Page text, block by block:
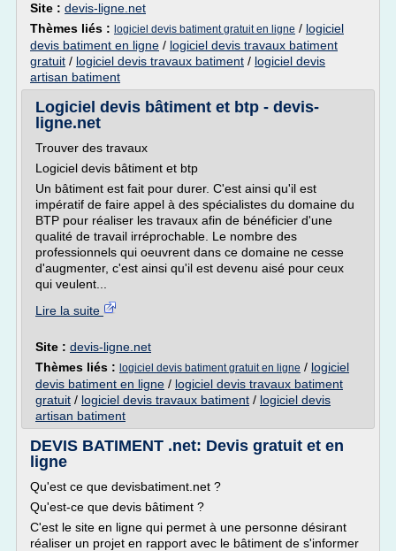
Site : devis-ligne.net
Thèmes liés : logiciel devis batiment gratuit en ligne / logiciel
devis batiment en ligne / logiciel devis travaux batiment
gratuit / logiciel devis travaux batiment / logiciel devis
artisan batiment
Logiciel devis bâtiment et btp - devis-
ligne.net
Trouver des travaux
Logiciel devis bâtiment et btp
Un bâtiment est fait pour durer. C'est ainsi qu'il est
impératif de faire appel à des spécialistes du domaine du
BTP pour réaliser les travaux afin de bénéficier d'une
qualité de travail irréprochable. Le nombre des
professionnels qui oeuvrent dans ce domaine ne cesse
d'augmenter, c'est ainsi qu'il est devenu aisé pour ceux
qui veulent...
Lire la suite
Site : devis-ligne.net
Thèmes liés : logiciel devis batiment gratuit en ligne / logiciel
devis batiment en ligne / logiciel devis travaux batiment
gratuit / logiciel devis travaux batiment / logiciel devis
artisan batiment
DEVIS BATIMENT .net: Devis gratuit et en
ligne
Qu'est ce que devisbatiment.net ?
Qu'est-ce que devis bâtiment ?
C'est le site en ligne qui permet à une personne désirant
réaliser un projet en rapport avec le bâtiment de s'informer